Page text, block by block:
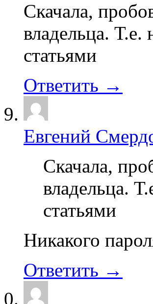
Скачала,
владельца. Т.е.
статьями
Ответить →
Евгений
Скачала,
владельца.
статьями
Никакого
Ответить →